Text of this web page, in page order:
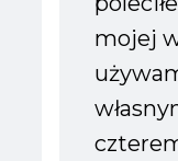
mojej